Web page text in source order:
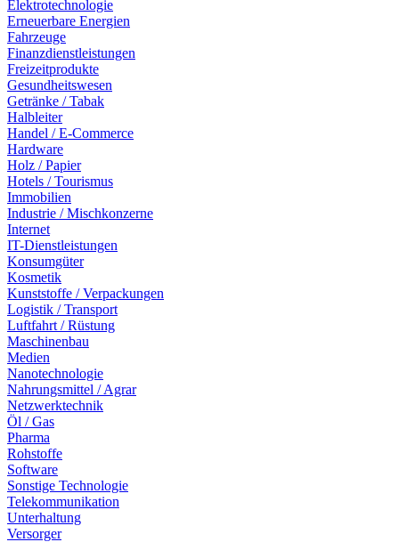
Elektrotechnologie
Erneuerbare Energien
Fahrzeuge
Finanzdienstleistungen
Freizeitprodukte
Gesundheitswesen
Getränke / Tabak
Halbleiter
Handel / E-Commerce
Hardware
Holz / Papier
Hotels / Tourismus
Immobilien
Industrie / Mischkonzerne
Internet
IT-Dienstleistungen
Konsumgüter
Kosmetik
Kunststoffe / Verpackungen
Logistik / Transport
Luftfahrt / Rüstung
Maschinenbau
Medien
Nanotechnologie
Nahrungsmittel / Agrar
Netzwerktechnik
Öl / Gas
Pharma
Rohstoffe
Software
Sonstige Technologie
Telekommunikation
Unterhaltung
Versorger